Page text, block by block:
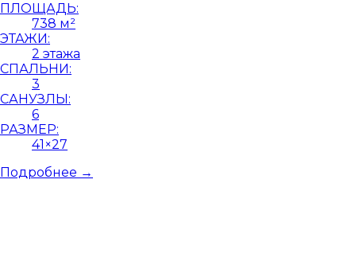
ПЛОЩАДЬ:
738 м²
ЭТАЖИ:
2 этажа
СПАЛЬНИ:
3
САНУЗЛЫ:
6
РАЗМЕР:
41×27
Подробнее →